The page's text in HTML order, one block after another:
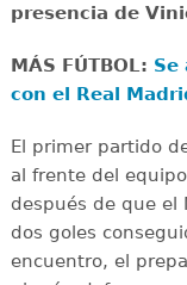
presencia de
MÁS FÚTBOL: Se
con el Real
El primer partido
al frente del
después de que el
dos goles
encuentro, el